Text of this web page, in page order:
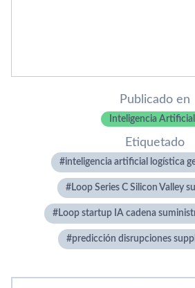
Publicado en
Inteligencia Artificial
Etiquetado
inteligencia artificial logística
Loop Series C Silicon Valley
Loop startup IA cadena
predicción disrupciones